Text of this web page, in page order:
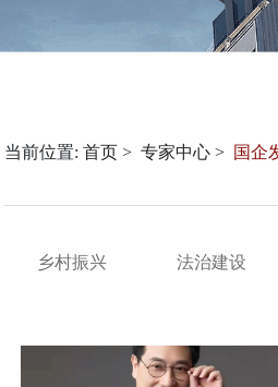
当前位置: 首页 专家中心 国企
乡村振兴 法治建设